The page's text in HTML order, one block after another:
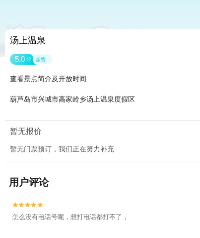
汤上温泉
5.0 分 超赞
查看景点简介及开放时间
葫芦岛市兴城市高家岭乡汤上温泉度假区
暂无报价
暂无门票预订，我们正在努力补充
用户评论


怎么没有电话号呢，想打电话都打不了，